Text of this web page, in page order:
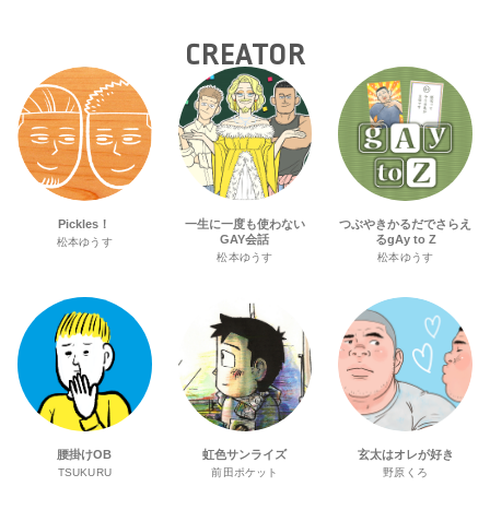
CREATOR
Pickles！
松本ゆうす
一生に一度も使わない
GAY会話
松本ゆうす
つぶやきかるだでさらえ
るgAy to Z
松本ゆうす
腰掛けOB
TSUKURU
虹色サンライズ
前田ポケット
玄太はオレが好き
野原くろ